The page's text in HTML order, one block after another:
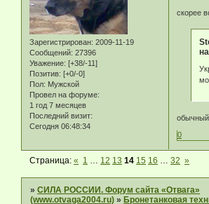
Зарегистрирован: 2009-11-19
Сообщений: 27396
Уважение: [+38/-11]
Позитив: [+0/-0]
Пол: Мужской
Провел на форуме:
1 год 7 месяцев
Последний визит:
Сегодня 06:48:34
скорее
обычный
0
Страница:« 1 … 12 13 14 15 16 … 32 »
»СИЛА РОССИИ. Форум сайта «Отвага»
(www.otvaga2004.ru) » Бронетанковая